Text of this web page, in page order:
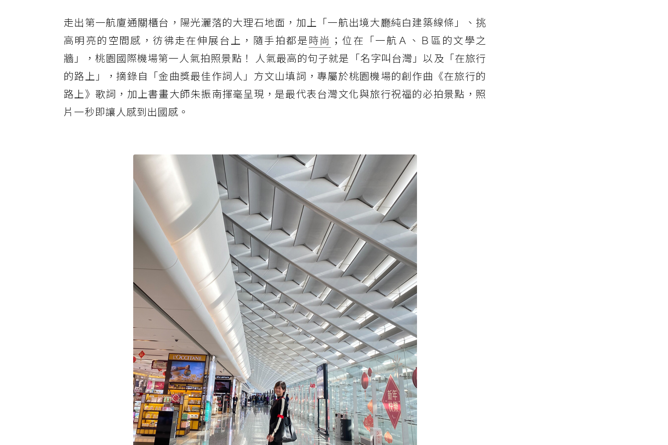
走出第一航廈通關櫃台，陽光灑落的大理石地面，加上「一航出境大廳純白建築線條」、挑
高明亮的空間感，彷彿走在伸展台上，隨手拍都是時尚 ；位在「一航Ａ、Ｂ區的文學之
牆」，桃園國際機場第一人氣拍照景點！ 人氣最高的句子就是「名字叫台灣」以及「在旅行
的路上」，摘錄自「金曲獎最佳作詞人」方文山填詞，專屬於桃園機場的創作曲《在旅行的
路上》歌詞，加上書畫大師朱振南揮毫呈現，是最代表台灣文化與旅行祝福的必拍景點，照
片一秒即讓人感到出國感。